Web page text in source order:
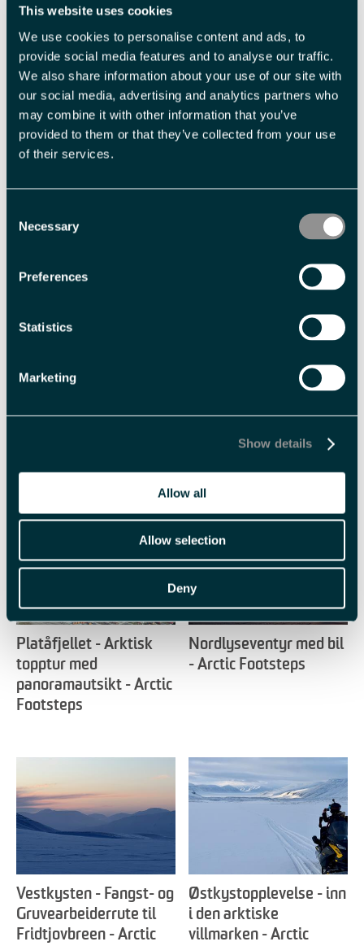
This website uses cookies
We use cookies to personalise content and ads, to
provide social media features and to analyse our traffic.
We also share information about your use of our site with
our social media, advertising and analytics partners who
may combine it with other information that you’ve
provided to them or that they’ve collected from your use
of their services.
Selection
Necessary
Preferences
Statistics
Marketing
Show details
Allow all
Allow selection
Deny
Med forbehold om prisendringer.
Fasiliteter
Sesong
Beslektet
Platåfjellet - Arktisk
topptur med
panoramautsikt - Arctic
Footsteps
Nordlyseventyr med bil
- Arctic Footsteps
Vestkysten - Fangst- og
Gruvearbeiderrute til
Fridtjovbreen - Arctic
Østkystopplevelse - inn
i den arktiske
villmarken - Arctic